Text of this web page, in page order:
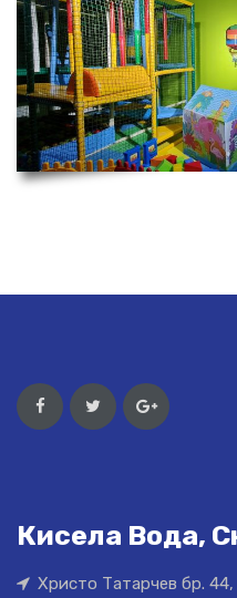
Кисела Вода,
Христо Татарчев бр.